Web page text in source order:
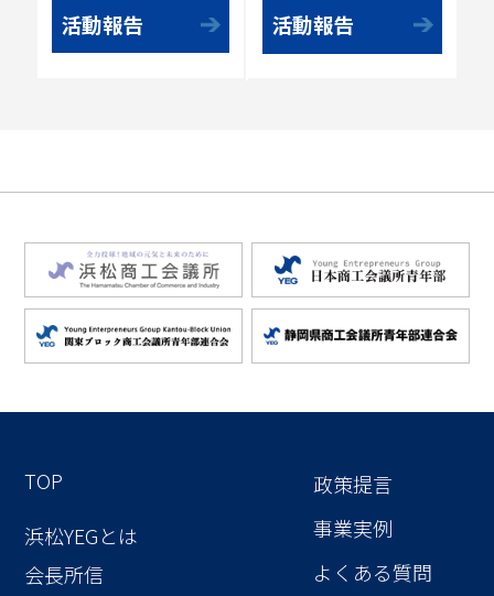
活動報告
活動報告
TOP
浜松YEGとは
会長所信
政策提言
事業実例
よくある質問